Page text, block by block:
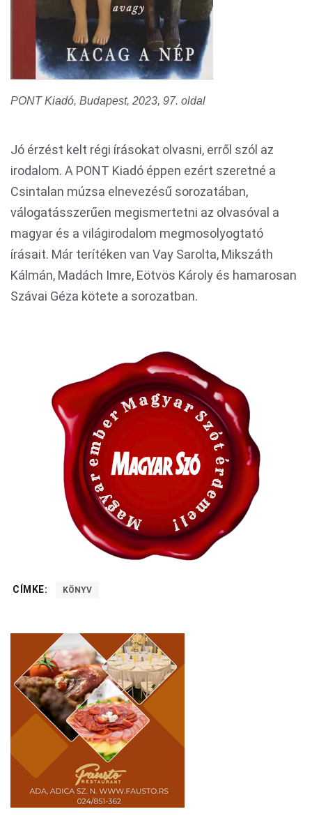
PONT Kiadó, Budapest, 2023, 97. oldal
Jó érzést kelt régi írásokat olvasni, erről szól az
irodalom. A PONT Kiadó éppen ezért szeretné a
Csintalan múzsa elnevezésű sorozatában,
válogatásszerűen megismertetni az olvasóval a
magyar és a világirodalom megmosolyogtató
írásait. Már terítéken van Vay Sarolta, Mikszáth
Kálmán, Madách Imre, Eötvös Károly és hamarosan
Szávai Géza kötete a sorozatban.
CÍMKE: KÖNYV